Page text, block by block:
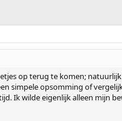
op terug te komen;
simpele opsomming of
Ik wilde eigenlijk alleen mijn